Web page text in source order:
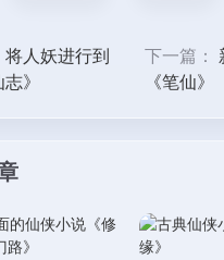
将人妖进行到
》
下一篇：
《笔仙》